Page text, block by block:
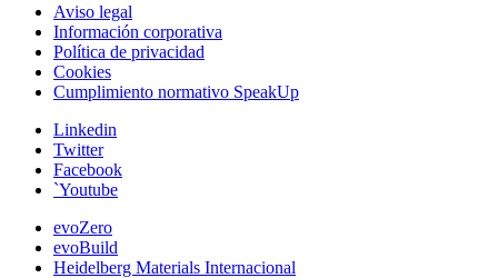
Aviso legal
Información corporativa
Política de privacidad
Cookies
Cumplimiento normativo SpeakUp
Linkedin
Twitter
Facebook
`Youtube
evoZero
evoBuild
Heidelberg Materials Internacional